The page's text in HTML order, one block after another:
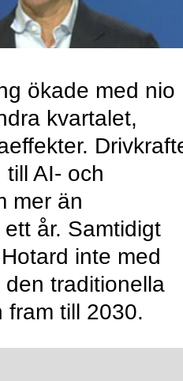
ökade med nio
kvartalet,
AI- och
mer än
år. Samtidigt
inte med
traditionella
fram till 2030.